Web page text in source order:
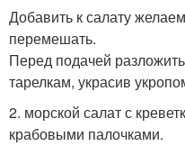
Добавить к салату
перемешать.
Перед подачей
тарелкам, украсив
2. морской салат с
крабовыми палочками.